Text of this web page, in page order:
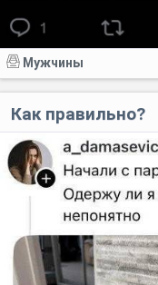
Мужчины
Как правильно?